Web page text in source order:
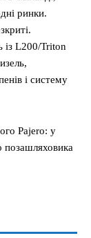
ринки.
із L200/Triton
і систему
Pajero: у
позашляховика